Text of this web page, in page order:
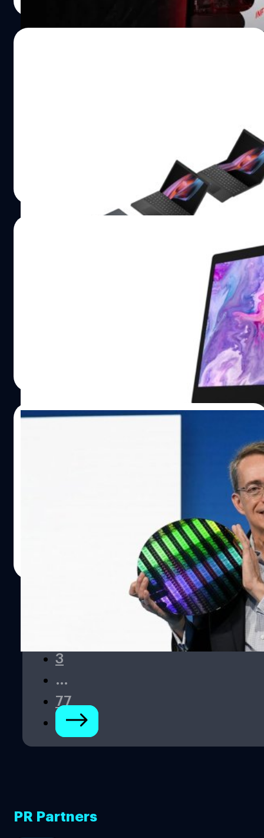
โลก ดีไซน์แบบ 3-in-1 มาพร้อมกับคีย์บอร์ดชาร์จไร้สาย และ
ตลาด PC กำลังทยอยฟื้นตัว โดยมี Lenovo
เป็นผู้นำตลาด ในขณะที่ Apple มียอดขายลด
รายงานจาก Canalys บริษัทด้านการวิเคราะห์ตลาด
อุตสาหกรรมเทคโนโลยีเผยว่า ตลาด PC กำลังฟื้นตัวขึ้น โดย
ในช่วงไตรมาสที่ 3 (เดือนกรกฎาคม - กันยายน) ทั่วโลกมียอด
ขายอยู่ที่ 65.5 ล้านเครื่อง ซึ่งแม้จะยังต่ำกว่าช่วงเวลาเดียวกัน
ในปีก่อนอยู่ 6.7% แต่ก็ดีขึ้นมาก เมื่อเทียบกับการลดลงถึง
21/09/2023
ให้มันจริง! ซีอีโอ Intel กล่าว ปีหน้าชิป Intel จะ
แพต เกลซิงเกอร์ (Pat Gelsinger) ซีอีโอของ Intel กล่าวว่า
พีซีระบบ Windows ที่ใช้ชิป Intel ในปีหน้าจะสามารถแข่งขัน
ด้านประสิทธิภาพกับ Mac ของ Apple ได้!
| 1051 days ago
3
…
77
PR Partners